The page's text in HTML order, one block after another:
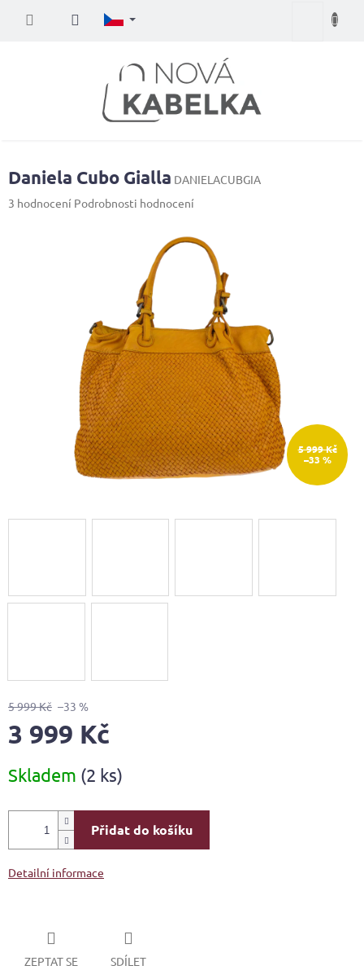
Nákupní
Daniela Cubo Gialla DANIELACUBGIA
Průměrné
3 hodnocení Podrobnosti hodnocení
5 999 Kč
–33 %
5 999 Kč –33 %
3 999 Kč
cena:
Skladem (2 ks)
Přidat do košíku
Detailní informace
ZEPTAT SE SDÍLET